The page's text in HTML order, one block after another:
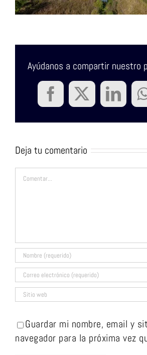
Ayúdanos a compartir nuestro
Facebook
Twitter
Deja tu comentario
Comentar
Guardar mi nombre, email y
navegador para la próxima vez